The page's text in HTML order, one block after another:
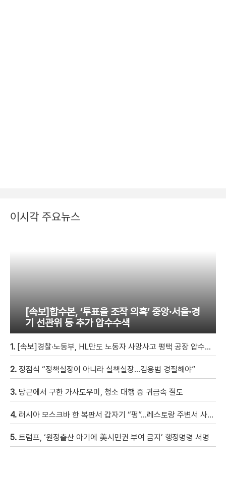
이시각 주요뉴스
[속보]합수본, ‘투표율 조작 의혹’ 중앙·서울·경
기 선관위 등 추가 압수수색
1. [속보]경찰·노동부, HL만도 노동자 사망사고 평택 공장 압수수색
2. 정점식 “정책실장이 아니라 실책실장…김용범 경질해야”
3. 당근에서 구한 가사도우미, 청소 대행 중 귀금속 절도
4. 러시아 모스크바 한 복판서 갑자기 “펑”…레스토랑 주변서 사제 폭탄 폭발해 20여 명 사상 [현장영상]
5. 트럼프, ‘원정출산 아기에 美시민권 부여 금지’ 행정명령 서명